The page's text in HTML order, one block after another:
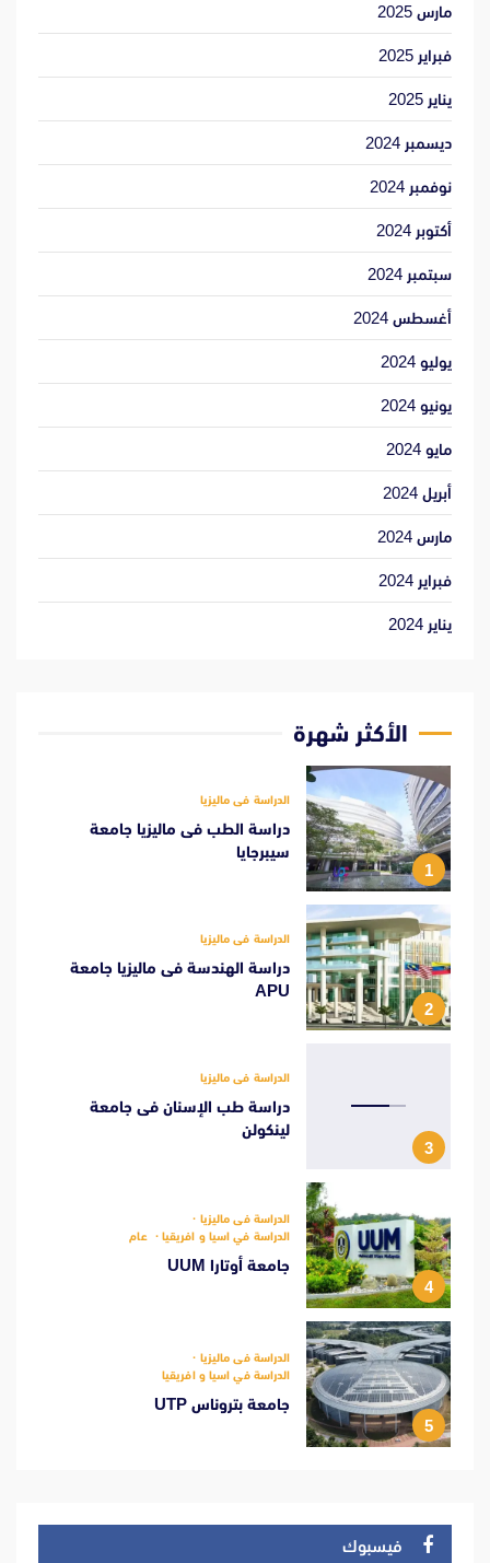
مارس 2025
فبراير 2025
يناير 2025
ديسمبر 2024
نوفمبر 2024
أكتوبر 2024
سبتمبر 2024
أغسطس 2024
يوليو 2024
يونيو 2024
مايو 2024
أبريل 2024
مارس 2024
فبراير 2024
يناير 2024
الأكثر شهرة
1
الدراسة فى ماليزيا
دراسة الطب فى ماليزيا جامعة
سيبرجايا
2
الدراسة فى ماليزيا
دراسة الهندسة فى ماليزيا جامعة
APU
3
الدراسة فى ماليزيا
دراسة طب الإسنان فى جامعة
لينكولن
4
الدراسة فى ماليزيا
الدراسة في اسيا و افريقيا
عام
جامعة أوتارا UUM
5
الدراسة فى ماليزيا
الدراسة في اسيا و افريقيا
جامعة بتروناس UTP
فيسبوك